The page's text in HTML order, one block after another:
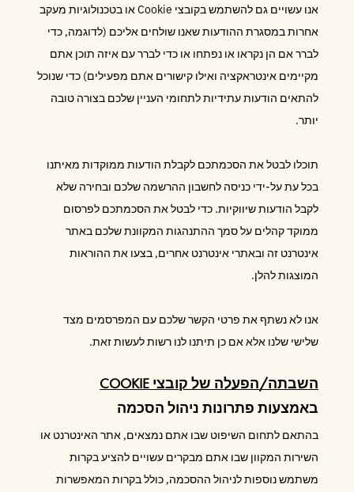
אנו עשויים גם להשתמש בקובצי Cookie או בטכנולוגיות מעקב
אחרות במסגרת ההודעות שאנו שולחים אליכם (לדוגמה, כדי
לברר אם הן נקראו או נפתחו או כדי לברר עם איזה תוכן אתם
מקיימים אינטראקציה ואילו קישורים אתם מפעילים) כדי שנוכל
להתאים הודעות עתידיות לתחומי העניין שלכם בצורה טובה
יותר.
תוכלו לבטל את הסכמתכם לקבלת הודעות ממוקדות מאיתנו
בכל עת על-ידי כניסה לחשבון ההרשמה שלכם ובחירה שלא
לקבל הודעות שיווקיות. כדי לבטל את הסכמתכם לפרסום
ממוקד קהלים על סמך ההתנהגות המקוונת שלכם באתר
אינטרנט זה ובאתרי אינטרנט אחרים, בצעו את ההוראות
המוצגות להלן.
אנו לא נשתף את פרטי הקשר שלכם עם המפרסמים מצד
שלישי שלנו אלא אם כן תיתנו לנו רשות לעשות זאת.
השבתה/הפעלה של קובצי COOKIE
באמצעות פתרונות ניהול הסכמה
בהתאם לתחום השיפוט שבו אתם נמצאים, אתר האינטרנט או
השירות המקוון שבו אתם מבקרים עשויים להציע בקרות
משתמש נוספות לניהול ההסכמה, כולל בקרות המאפשרות